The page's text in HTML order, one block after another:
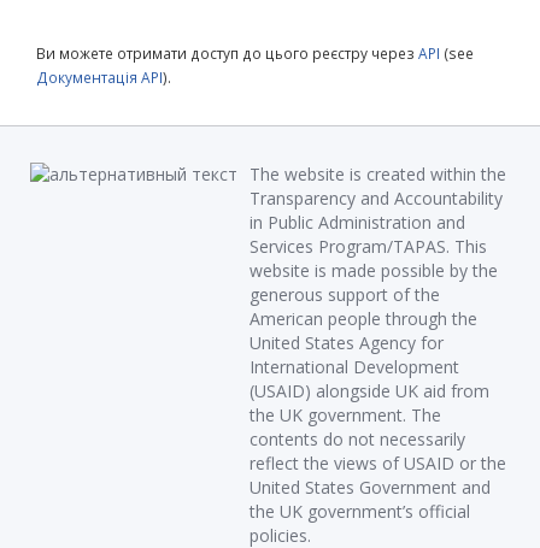
Ви можете отримати доступ до цього реєстру через API (see
Документація API).
The website is created within the
Transparency and Accountability
in Public Administration and
Services Program/TAPAS. This
website is made possible by the
generous support of the
American people through the
United States Agency for
International Development
(USAID) alongside UK aid from
the UK government. The
contents do not necessarily
reflect the views of USAID or the
United States Government and
the UK government’s official
policies.